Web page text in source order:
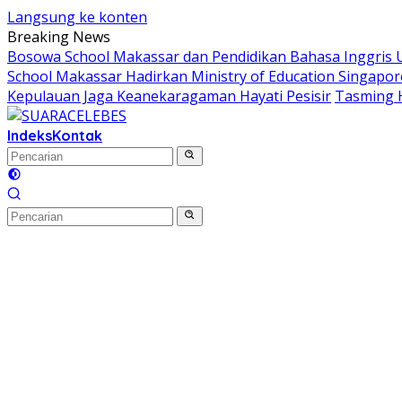
Langsung ke konten
Breaking News
Bosowa School Makassar dan Pendidikan Bahasa
School Makassar Hadirkan Ministry of Education
Kepulauan Jaga Keanekaragaman Hayati Pesisir Tasming
IndeksKontak